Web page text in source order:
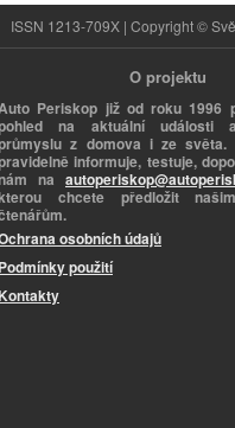
ISSN 1213-709X | Copyright ©
O projektu
Periskop již od roku 1996
na aktuální události
z domova i ze světa.
informuje, testuje,
na
chcete předložit
osobních údajů
Podmínky použití
Kontakty